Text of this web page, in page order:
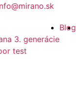
3. generácie
test
Blog